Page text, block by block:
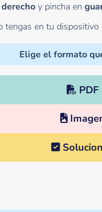
y pincha en
tengas en tu dispositivo
Elige el formato
PDF